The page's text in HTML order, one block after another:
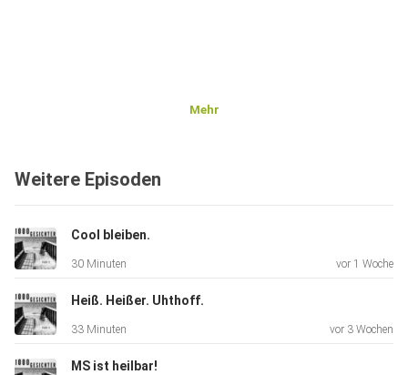
Mehr
Weitere Episoden
Cool bleiben.
30 Minuten vor 1 Woche
Heiß. Heißer. Uhthoff.
33 Minuten vor 3 Wochen
MS ist heilbar!